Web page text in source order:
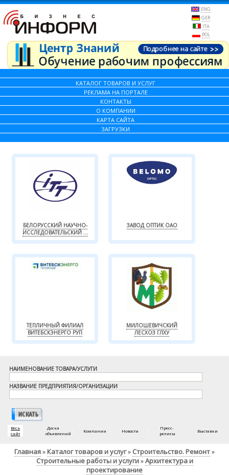
ENG
GER
ITA
POL
КАТАЛОГ ТОВАРОВ И УСЛУГ
РЕКЛАМА НА ПОРТАЛЕ
КОНТАКТЫ
О КОМПАНИИ
КАРТА САЙТА
ЗАГРУЗКИ
БЕЛОРУССКИЙ НАУЧНО-
ИССЛЕДОВАТЕЛЬСКИЙ ...
ЗАВОД ОПТИК ОАО
ТЕПЛИЧНЫЙ ФИЛИАЛ
ВИТЕБСКЭНЕРГО РУП
МИЛОШЕВИЧСКИЙ
ЛЕСХОЗ ГЛХУ
НАИМЕНОВАНИЕ ТОВАРА/УСЛУГИ
НАЗВАНИЕ ПРЕДПРИЯТИЯ/ОРГАНИЗАЦИИ
Весь
сайт
Доска
объявлений
Компании Новости
Пресс-
релизы
Выставки
Главная» Каталог товаров и услуг» Строительство. Ремонт»
Строительные работы и услуги»Архитектура и
проектирование